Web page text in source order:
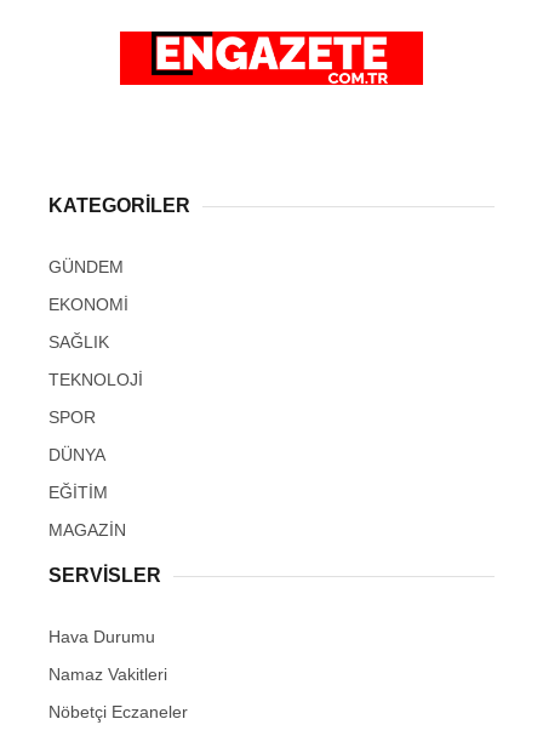
KATEGORİLER
GÜNDEM
EKONOMİ
SAĞLIK
TEKNOLOJİ
SPOR
DÜNYA
EĞİTİM
MAGAZİN
SERVİSLER
Hava Durumu
Namaz Vakitleri
Nöbetçi Eczaneler